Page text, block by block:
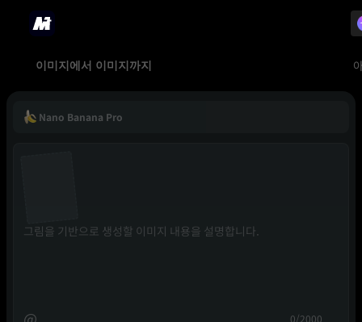
이미지에서 이미지까지
Nano Banana Pro
0/2000